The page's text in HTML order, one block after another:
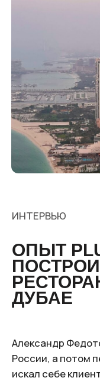
ИНТЕРВЬЮ
ОПЫТ
России, а потом
искал себе
рассказал, чем
московского и как
Plumpy, в который